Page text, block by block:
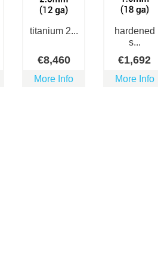
titanium 2...
€8,460
More Info
hardened
s...
€1,692
More Info